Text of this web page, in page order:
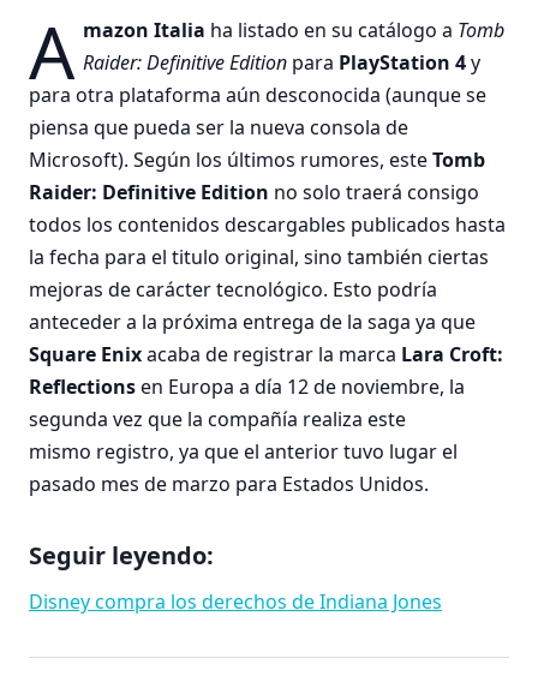
A mazon Italia ha listado en su catálogo a Tomb
Raider: Definitive Edition para PlayStation 4y
para otra plataforma aún desconocida (aunque se
piensa que pueda ser la nueva consola de
Microsoft). Según los últimos rumores, esteTomb
Raider: Definitive Edition no solo traerá consigo
todos los contenidos descargables publicados hasta
la fecha para el titulo original, sino también ciertas
mejoras de carácter tecnológico. Esto podría
anteceder a la próxima entrega de la saga ya que
Square Enixacaba de registrar la marca Lara Croft:
Reflectionsen Europa a día 12 de noviembre, la
segunda vez que la compañía realiza este
mismo registro, ya que el anterior tuvo lugar el
pasado mes de marzo para Estados Unidos.
Seguir leyendo:
Disney compra los derechos de Indiana Jones